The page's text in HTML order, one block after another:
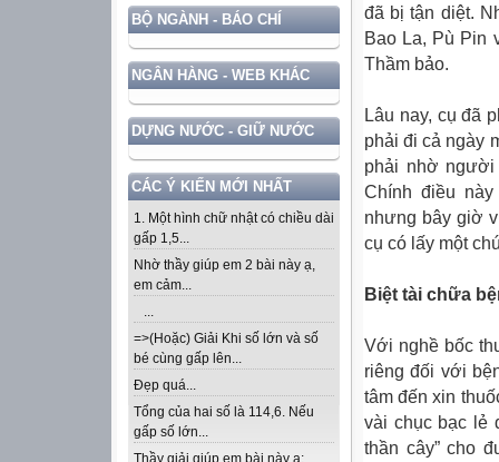
BỘ NGÀNH - BÁO CHÍ
NGÂN HÀNG - WEB KHÁC
DỰNG NƯỚC - GIỮ NƯỚC
CÁC Ý KIẾN MỚI NHẤT
1. Một hình chữ nhật có chiều dài
gấp 1,5...
Nhờ thầy giúp em 2 bài này ạ,
em cảm...
...
=>(Hoặc) Giải Khi số lớn và số
bé cùng gấp lên...
Đẹp quá...
Tổng của hai số là 114,6. Nếu
gấp số lớn...
Thầy giải giúp em bài này ạ:
đã bị tận diệt.
Bao La, Pù Pin
Thầm bảo.
Lâu nay, cụ đã
phải đi cả ngày
phải nhờ
Chính điều
nhưng bây giờ
cụ có lấy một
Biệt tài chữa
Với nghề bốc
riêng đối với
tâm đến xin
vài chục bạc lẻ
thần cây” cho